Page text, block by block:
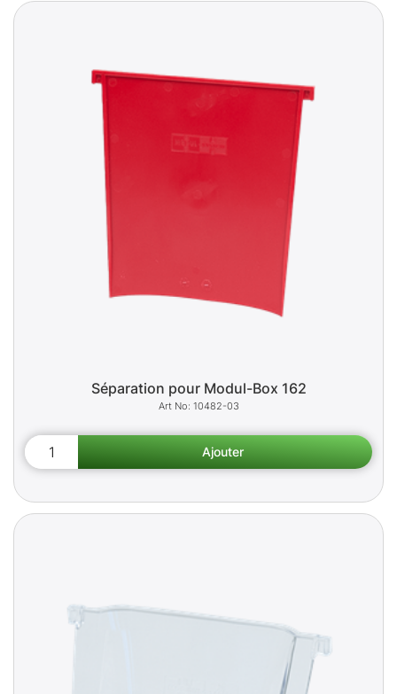
Séparation pour Modul-Box 162
10482-03